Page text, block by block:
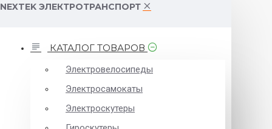
NEXTEK ЭЛЕКТРОТРАНСПОРТ
КАТАЛОГ ТОВАРОВ
Электровелосипеды
Электросамокаты
Электроскутеры